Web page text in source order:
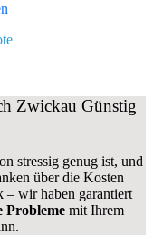
Zwickau Günstig
stressig genug ist, und
über die Kosten
– wir haben garantiert
Probleme mit Ihrem